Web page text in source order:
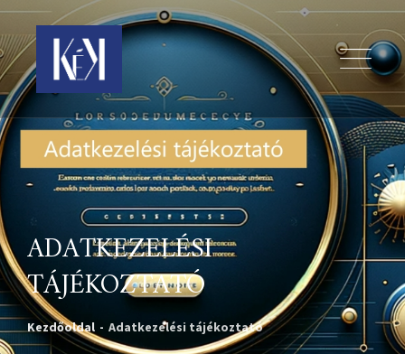
ADATKEZELÉSI
TÁJÉKOZTATÓ
Kezdőoldal - Adatkezelési tájékoztató